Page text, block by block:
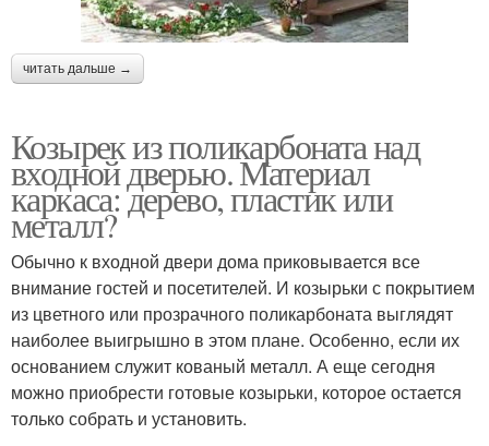
читать дальше →
Козырек из поликарбоната над
входной дверью. Материал
каркаса: дерево, пластик или
металл?
Обычно к входной двери дома приковывается все
внимание гостей и посетителей. И козырьки с покрытием
из цветного или прозрачного поликарбоната выглядят
наиболее выигрышно в этом плане. Особенно, если их
основанием служит кованый металл. А еще сегодня
можно приобрести готовые козырьки, которое остается
только собрать и установить.